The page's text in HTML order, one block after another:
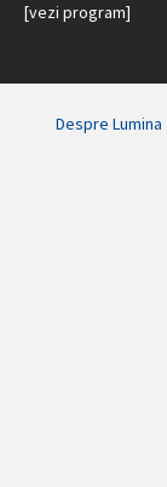
[vezi program]
Despre Lumina